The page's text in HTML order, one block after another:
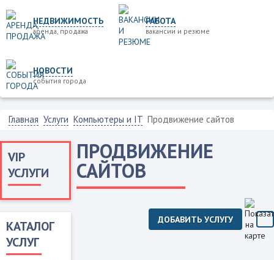
НЕДВИЖИМОСТЬ
аренда, продажа
РАБОТА
вакансии и резюме
НОВОСТИ
события города
Главная Услуги Компьютеры и IT Продвижение сайтов
VIP
УСЛУГИ
КАТАЛОГ
УСЛУГ
ПРОДВИЖЕНИЕ
САЙТОВ
ДОБАВИТЬ УСЛУГУ